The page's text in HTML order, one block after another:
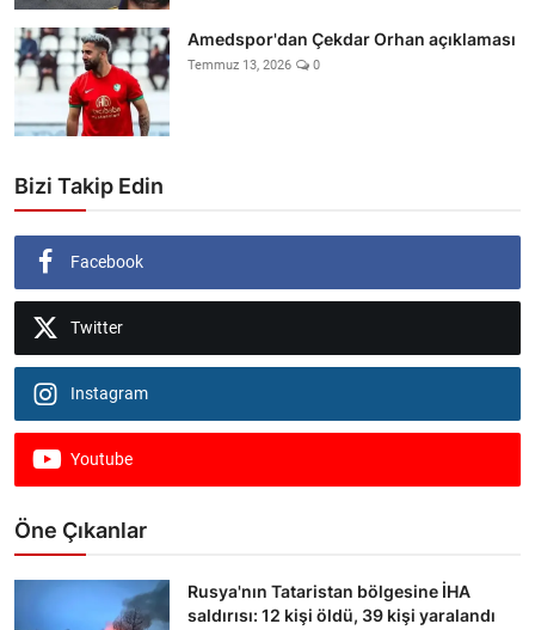
Amedspor'dan Çekdar Orhan açıklaması
Temmuz 13, 2026 0
Bizi Takip Edin
Facebook
Twitter
Instagram
Youtube
Öne Çıkanlar
Rusya'nın Tataristan bölgesine İHA
saldırısı: 12 kişi öldü, 39 kişi yaralandı